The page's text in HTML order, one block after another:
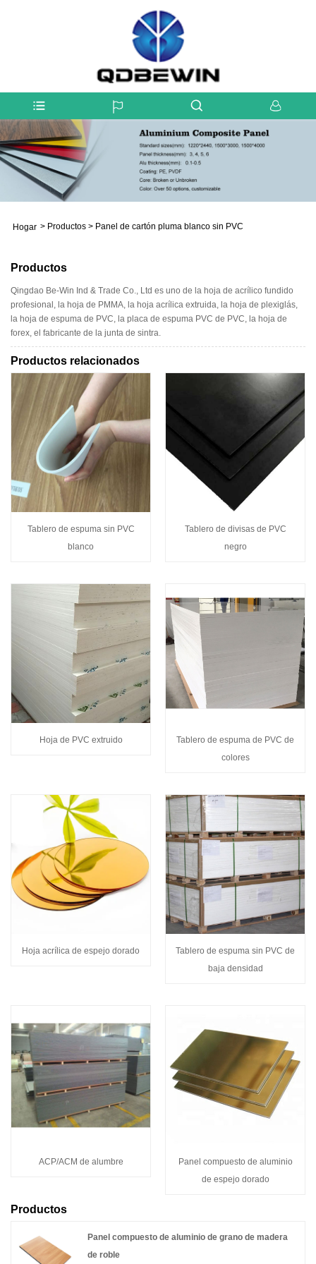
Hogar > Productos > Panel de cartón pluma blanco sin PVC
Productos
Qingdao Be-Win Ind & Trade Co., Ltd es uno de la hoja de acrílico fundido
profesional, la hoja de PMMA, la hoja acrílica extruida, la hoja de plexiglás,
la hoja de espuma de PVC, la placa de espuma PVC de PVC, la hoja de
forex, el fabricante de la junta de sintra.
Productos relacionados
Tablero de espuma sin PVC
blanco
Tablero de divisas de PVC
negro
Hoja de PVC extruido
Tablero de espuma de PVC de
colores
Hoja acrílica de espejo dorado
Tablero de espuma sin PVC de
baja densidad
ACP/ACM de alumbre
Panel compuesto de aluminio
de espejo dorado
Productos
Panel compuesto de aluminio de grano de madera
de roble